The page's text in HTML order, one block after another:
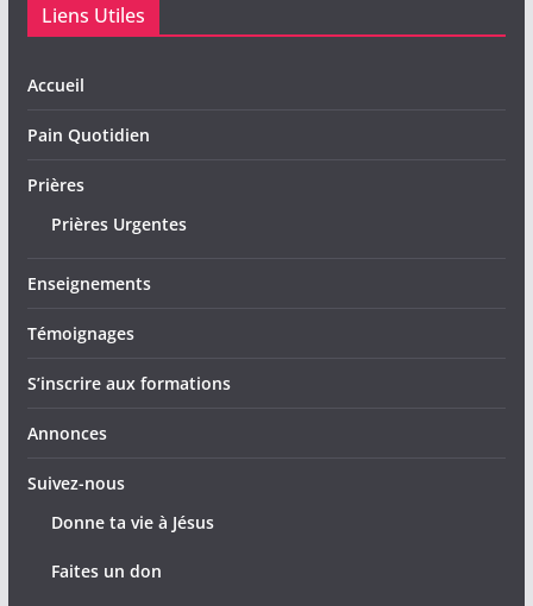
Liens Utiles
Accueil
Pain Quotidien
Prières
Prières Urgentes
Enseignements
Témoignages
S’inscrire aux formations
Annonces
Suivez-nous
Donne ta vie à Jésus
Faites un don